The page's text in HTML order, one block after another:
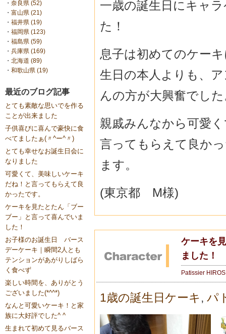
・ 奈良県 (52)
・ 富山県 (21)
・ 福井県 (19)
・ 福岡県 (123)
・ 福島県 (59)
・ 兵庫県 (169)
・ 北海道 (89)
・ 和歌山県 (19)
最近のブログ記事
とても素敵な思いでを作る
ことが出来ました
子供喜びに喜んで豪快に食
べてましたぁ(〃^ー^〃)
とても幸せなお誕生日会に
なりました
可愛くて、美味しいケーキ
だね！と言ってもらえて良
かったです。
ケーキを見たとたん「ブー
ブー」と言って喜んでいま
した！
お子様のお誕生日 バース
デーケーキ｜瞬間2人とも
テンションがあがりしばら
く食べず
楽しい時間を、ありがとう
ございました(*^^*)
なんと可愛いケーキ！と家
族に大好評でした^ ^
生まれて初めて見るバース
一歳の誕生日にキャ
た！
息子は初めてのケー
生日の本人よりも、
んの方が大興奮でし
親戚みんなから可愛
言ってもらえて良か
ます。
(東京都 M様)
ケーキを
ました！
Patissier
1歳の誕生日ケーキ , パ